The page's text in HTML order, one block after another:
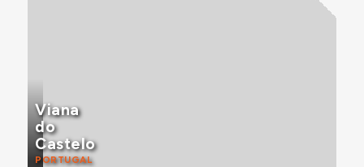
Viana
do
Castelo
PORTUGAL